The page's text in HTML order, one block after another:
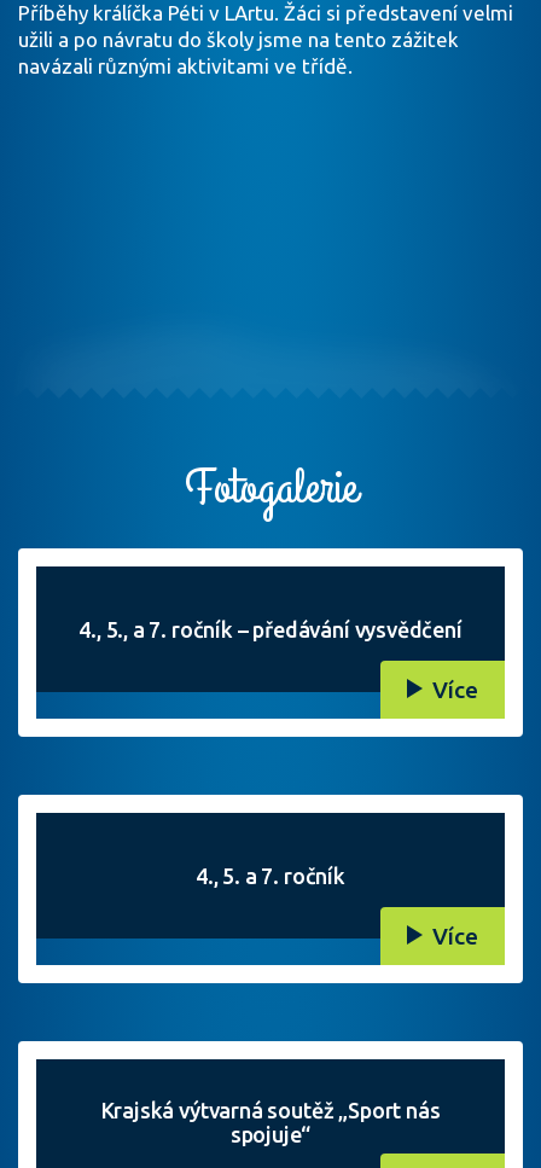
Příběhy králíčka Péti v LArtu. Žáci si představení velmi
užili a po návratu do školy jsme na tento zážitek
navázali různými aktivitami ve třídě.
Fotogalerie
4., 5., a 7. ročník – předávání vysvědčení
Více
4., 5. a 7. ročník
Více
Krajská výtvarná soutěž „Sport nás
spojuje“